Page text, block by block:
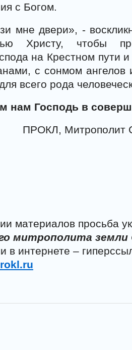
с Богом.
мне двери», ‑
Христу, чтобы
на Крестном пути
с сонмом ангелов
всего рода
нам Господь в
ПРОКЛ, Митрополит
материалов просьба
митрополита земли
в интернете –